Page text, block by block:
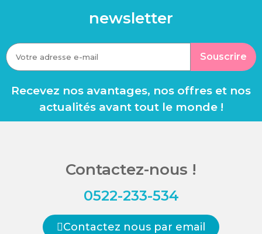
newsletter
Souscrire
Recevez nos avantages, nos offres et nos
actualités avant tout le monde !
Contactez-nous !
0522-233-534
Contactez nous par email